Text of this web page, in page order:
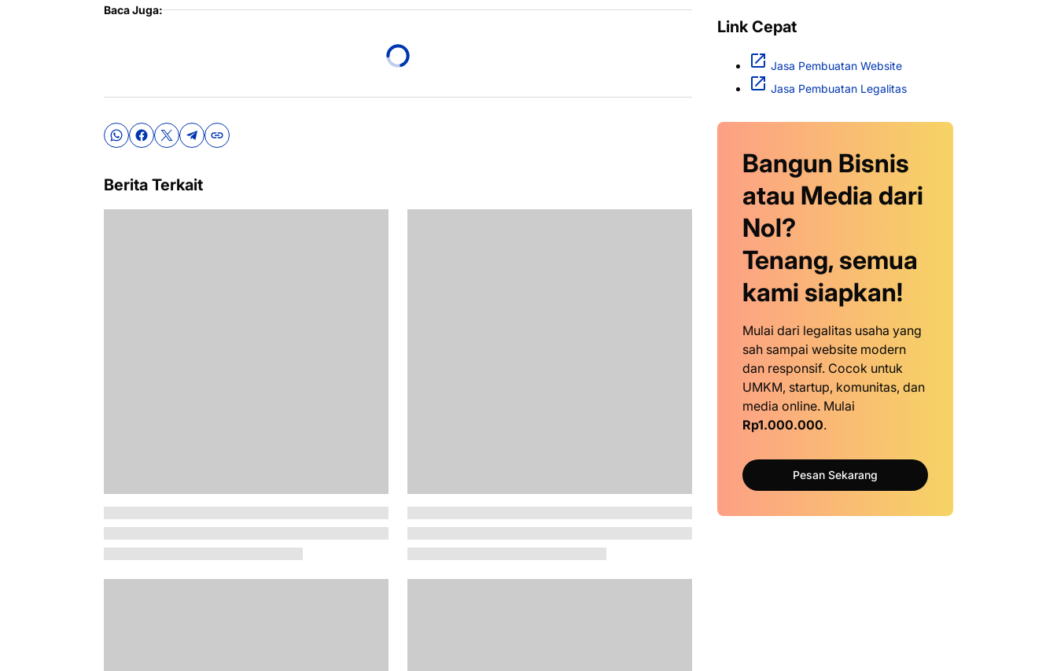
Baca Juga:
Berita Terkait
Link Cepat
Jasa Pembuatan Website
Jasa Pembuatan Legalitas
Bangun Bisnis
atau Media dari
Nol?
Tenang, semua
kami siapkan!
Mulai dari legalitas usaha yang
sah sampai website modern
dan responsif. Cocok untuk
UMKM, startup, komunitas, dan
media online. Mulai
Rp1.000.000.
Pesan Sekarang